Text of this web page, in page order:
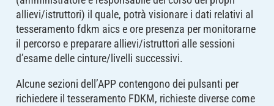
allievi/istruttori) il quale, potrà visionare i dati relativi al
tesseramento fdkm aics e ore presenza per monitorarne
il percorso e preparare allievi/istruttori alle sessioni
d’esame delle cinture/livelli successivi.
Alcune sezioni dell’APP contengono dei pulsanti per
richiedere il tesseramento FDKM, richieste diverse come